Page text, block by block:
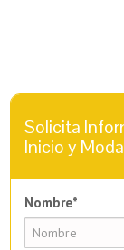
Solicita
Inicio y
Nombre*